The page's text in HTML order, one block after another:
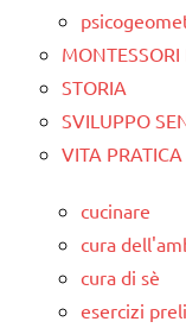
STORIA
SVILUPPO
VITA PRATICA
cucinare
cura
cura di sè
esercizi